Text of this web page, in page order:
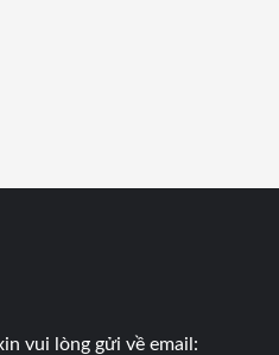
vui lòng gửi về email: